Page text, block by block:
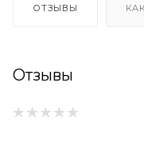
ОТЗЫВЫ
Отзывы